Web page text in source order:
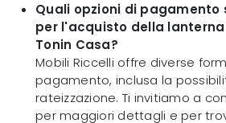
Quali opzioni di pagamento
per l'acquisto della
Tonin Casa?
Mobili Riccelli offre diverse
pagamento, inclusa la
rateizzazione. Ti invitiamo a
per maggiori dettagli e per